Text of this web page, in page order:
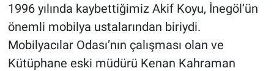
1996 yılında kaybettiğimiz Akif Koyu, İnegöl’ün
önemli mobilya ustalarından biriydi.
Mobilyacılar Odası’nın çalışması olan ve
Kütüphane eski müdürü Kenan Kahraman